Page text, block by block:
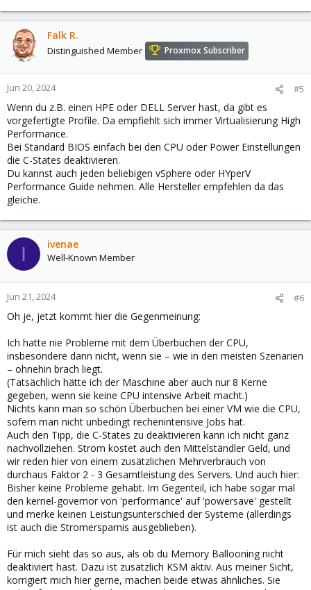
Falk R.
Distinguished Member Proxmox Subscriber
Jun 20, 2024 #5
Wenn du z.B. einen HPE oder DELL Server hast, da gibt es
vorgefertigte Profile. Da empfiehlt sich immer Virtualisierung High
Performance.
Bei Standard BIOS einfach bei den CPU oder Power Einstellungen
die C-States deaktivieren.
Du kannst auch jeden beliebigen vSphere oder HYperV
Performance Guide nehmen. Alle Hersteller empfehlen da das
gleiche.
I ivenae
Well-Known Member
Jun 21, 2024 #6
Oh je, jetzt kommt hier die Gegenmeinung:
Ich hatte nie Probleme mit dem Überbuchen der CPU,
insbesondere dann nicht, wenn sie – wie in den meisten Szenarien
– ohnehin brach liegt.
(Tatsächlich hätte ich der Maschine aber auch nur 8 Kerne
gegeben, wenn sie keine CPU intensive Arbeit macht.)
Nichts kann man so schön Überbuchen bei einer VM wie die CPU,
sofern man nicht unbedingt rechenintensive Jobs hat.
Auch den Tipp, die C-States zu deaktivieren kann ich nicht ganz
nachvollziehen. Strom kostet auch den Mittelständler Geld, und
wir reden hier von einem zusätzlichen Mehrverbrauch von
durchaus Faktor 2 - 3 Gesamtleistung des Servers. Und auch hier:
Bisher keine Probleme gehabt. Im Gegenteil, ich habe sogar mal
den kernel-governor von 'performance' auf 'powersave' gestellt
und merke keinen Leistungsunterschied der Systeme (allerdings
ist auch die Stromersparnis ausgeblieben).
Für mich sieht das so aus, als ob du Memory Ballooning nicht
deaktiviert hast. Dazu ist zusätzlich KSM aktiv. Aus meiner Sicht,
korrigiert mich hier gerne, machen beide etwas ähnliches. Sie